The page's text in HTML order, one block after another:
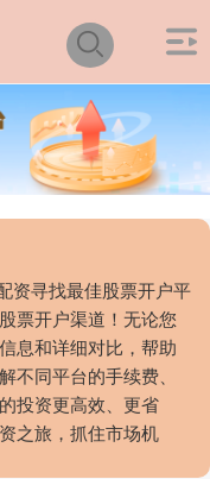
资寻找最佳股票开户平
票开户渠道！无论您
息和详细对比，帮助
不同平台的手续费、
投资更高效、更省
之旅，抓住市场机